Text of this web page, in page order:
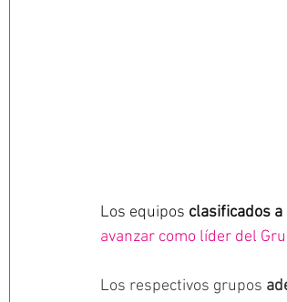
Los equipos clasificados
avanzar como líder del
Los respectivos grupos